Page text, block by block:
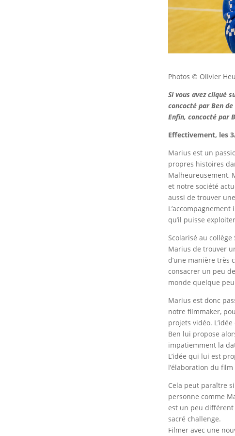
Photos © Olivier
Si vous avez cliqué
concocté par Ben
Enfin, concocté par
Effectivement, les
Marius est un
propres histoires
Malheureusement,
et notre société
aussi de trouver
qu’il puisse
Scolarisé au
Marius de trouver
d’une manière très
consacrer un peu
monde quelque
Marius est donc
notre filmmaker,
projets vidéo.
Ben lui propose
impatiemment la
L’idée qui lui est
l’élaboration du
Cela peut paraître
personne comme
est un peu différent
sacré challenge.
Filmer avec une